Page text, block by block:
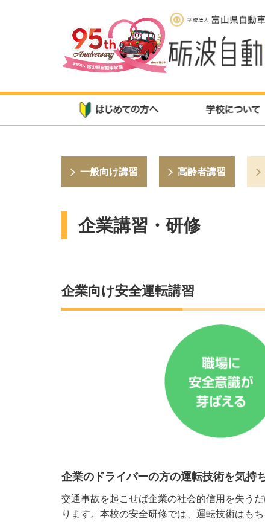
一般向け講習 高齢者講習
企業講習・研修
企業向け安全運転講習
企業のドライバーの方の運転技術を気持
交通事故を起こせば企業の社会的信用を失う
ります。本校の安全研修では、運転技術はも